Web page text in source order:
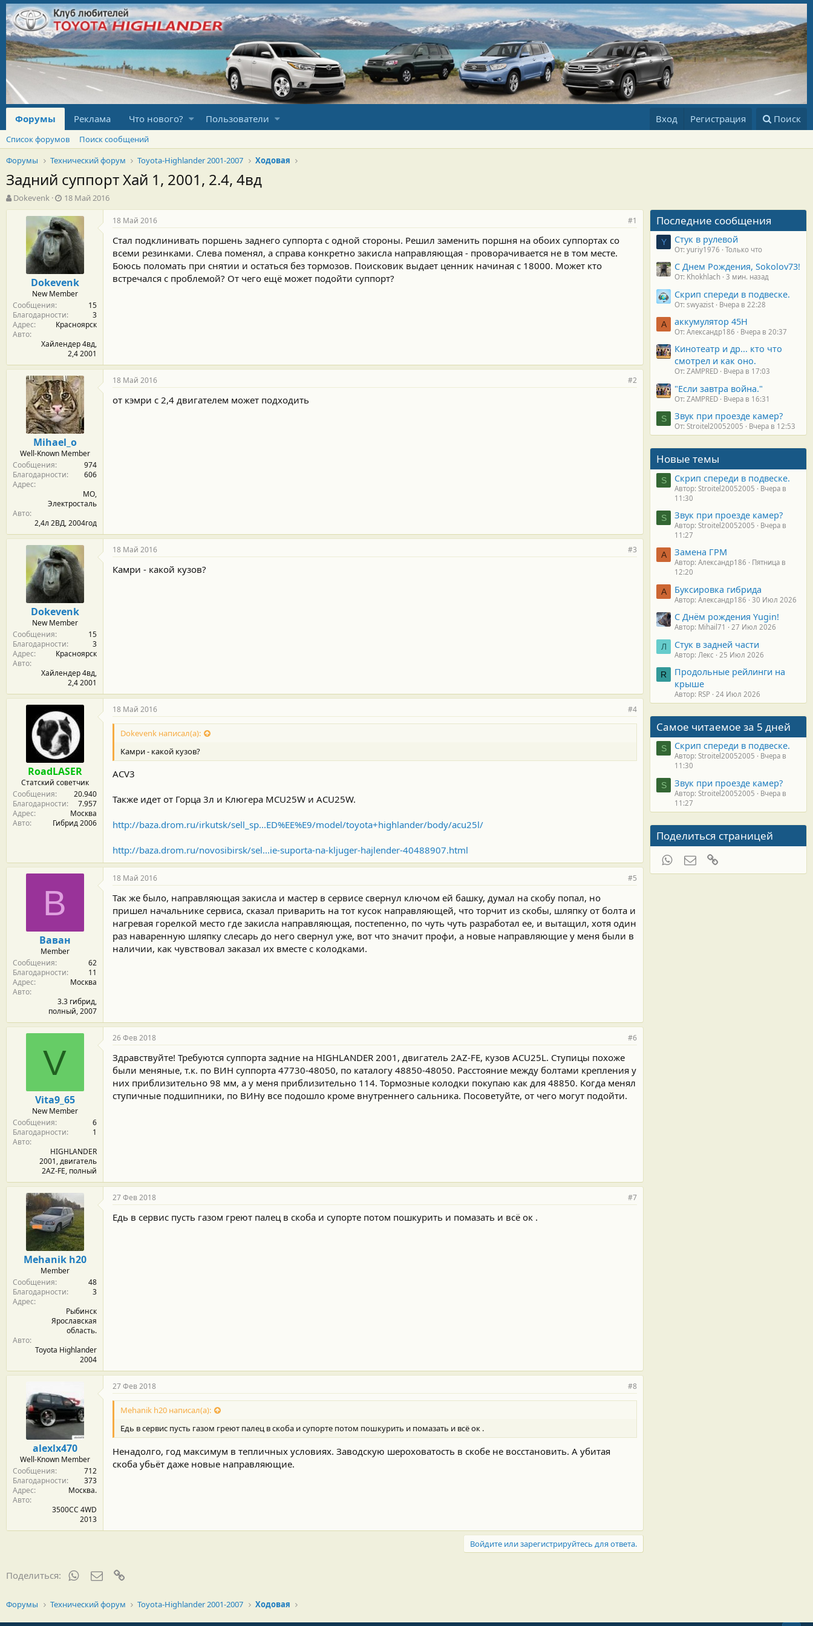
Форумы Реклама Что нового? Пользователи Вход Регистрация Поиск
Список форумов
Поиск сообщений
Форумы
Технический форум Toyota-Highlander 2001-2007 Ходовая
Задний суппорт Хай 1, 2001, 2.4, 4вд
А
в
Dokevenk
Д
а
т
а
н
а
ч
а
л
а
18 Май 2016
Dokevenk
New Member
Сообщения
15
Благодарности
3
Адрес
Красноярск
Авто
Хайлендер 4вд,
2,4 2001
18 Май 2016 #1
Стал подклинивать поршень заднего суппорта с одной стороны. Решил заменить поршня на обоих суппортах со
всеми резинками. Слева поменял, а справа конкретно закисла направляющая - проворачивается не в том месте.
Боюсь поломать при снятии и остаться без тормозов. Поисковик выдает ценник начиная с 18000. Может кто
встречался с проблемой? От чего ещё может подойти суппорт?
Mihael_o
Well-Known Member
Сообщения
974
Благодарности
606
Адрес
МО,
Электросталь
Авто
2,4л 2ВД, 2004год
18 Май 2016 #2
от кэмри с 2,4 двигателем может подходить
Dokevenk
New Member
Сообщения
15
Благодарности
3
Адрес
Красноярск
Авто
Хайлендер 4вд,
2,4 2001
18 Май 2016 #3
Камри - какой кузов?
RoadLASER
Статский советчик
Сообщения
20.940
Благодарности
7.957
Адрес
Москва
Авто
Гибрид 2006
18 Май 2016 #4
Dokevenk написал(а):
Камри - какой кузов?
ACV3
Также идет от Горца 3л и Клюгера MCU25W и ACU25W.
http://baza.drom.ru/irkutsk/sell_sp...ED%EE%E9/model/toyota+highlander/body/acu25l/
http://baza.drom.ru/novosibirsk/sel...ie-suporta-na-kljuger-hajlender-40488907.html
В
Ваван
Member
Сообщения
62
Благодарности
11
Адрес
Москва
Авто
3.3 гибрид,
полный, 2007
18 Май 2016 #5
Так же было, направляющая закисла и мастер в сервисе свернул ключом ей башку, думал на скобу попал, но
пришел начальнике сервиса, сказал приварить на тот кусок направляющей, что торчит из скобы, шляпку от болта и
нагревая горелкой место где закисла направляющая, постепенно, по чуть чуть разработал ее, и вытащил, хотя один
раз наваренную шляпку слесарь до него свернул уже, вот что значит профи, а новые направляющие у меня были в
наличии, как чувствовал заказал их вместе с колодками.
V
Vita9_65
New Member
Сообщения
6
Благодарности
1
Авто
HIGHLANDER
2001, двигатель
2AZ-FE, полный
26 Фев 2018 #6
Здравствуйте! Требуются суппорта задние на HIGHLANDER 2001, двигатель 2AZ-FE, кузов ACU25L. Ступицы похоже
были меняные, т.к. по ВИН суппорта 47730-48050, по каталогу 48850-48050. Расстояние между болтами крепления у
них приблизительно 98 мм, а у меня приблизительно 114. Тормозные колодки покупаю как для 48850. Когда менял
ступичные подшипники, по ВИНу все подошло кроме внутреннего сальника. Посоветуйте, от чего могут подойти.
Mehanik h20
Member
Сообщения
48
Благодарности
3
Адрес
Рыбинск
Ярославская
область.
Авто
Toyota Highlander
2004
27 Фев 2018 #7
Едь в сервис пусть газом греют палец в скоба и супорте потом пошкурить и помазать и всё ок .
alexlx470
Well-Known Member
Сообщения
712
Благодарности
373
Адрес
Москва.
Авто
3500CC 4WD
2013
27 Фев 2018 #8
Mehanik h20 написал(а):
Едь в сервис пусть газом греют палец в скоба и супорте потом пошкурить и помазать и всё ок .
Ненадолго, год максимум в тепличных условиях. Заводскую шероховатость в скобе не восстановить. А убитая
скоба убьёт даже новые направляющие.
Войдите или зарегистрируйтесь для ответа.
Поделиться: WhatsAppЭлектронная почта
Последние сообщения
Y Стук в рулевой
От: yuriy1976 Только что
С Днем Рождения, Sokolov73!
От: Khokhlach 3 мин. назад
Скрип спереди в подвеске.
От: swyazist Вчера в 22:28
А аккумулятор 45H
От: Александр186 Вчера в 20:37
Кинотеатр и др... кто что
смотрел и как оно.
От: ZAMPRED Вчера в 17:03
"Если завтра война."
От: ZAMPRED Вчера в 16:31
S Звук при проезде камер?
От: Stroitel20052005 Вчера в 12:53
Новые темы
S Скрип спереди в подвеске.
Автор: Stroitel20052005
Вчера в
11:30
S Звук при проезде камер?
Автор: Stroitel20052005
Вчера в
11:27
А Замена ГРМ
Автор: Александр186
Пятница в
12:20
А Буксировка гибрида
Автор: Александр186 30 Июл 2026
С Днём рождения Yugin!
Автор: Mihail71 27 Июл 2026
Л Стук в задней части
Автор: Лекс 25 Июл 2026
R
Продольные рейлинги на
крыше
Автор: RSP 24 Июл 2026
Самое читаемое за 5 дней
S Скрип спереди в подвеске.
Автор: Stroitel20052005
Вчера в
11:30
S Звук при проезде камер?
Автор: Stroitel20052005
Вчера в
11:27
Поделиться страницей
WhatsAppЭлектронная почта
Форумы Технический форум Toyota-Highlander 2001-2007 Ходовая